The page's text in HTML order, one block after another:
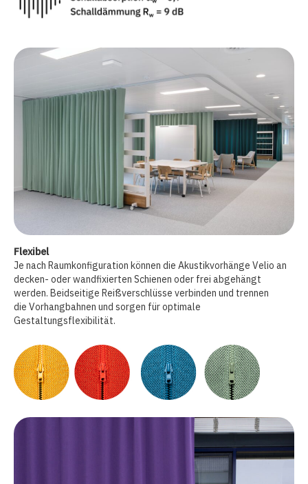
Flexibel
Je nach Raumkonfiguration können die Akustikvorhänge Velio an
decken- oder wandfixierten Schienen oder frei abgehängt
werden. Beidseitige Reißverschlüsse verbinden und trennen
die Vorhangbahnen und sorgen für optimale
Gestaltungsflexibilität.